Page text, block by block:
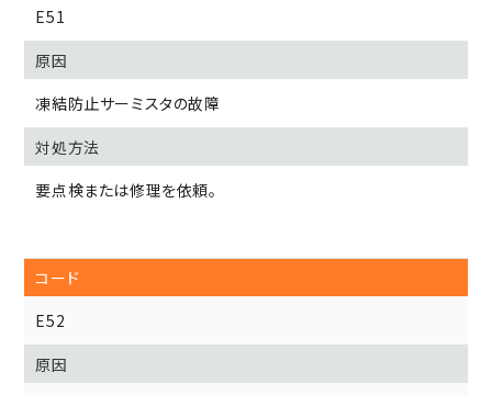
E51
凍結防止サーミスタの故障
要点検または修理を依頼。
E52